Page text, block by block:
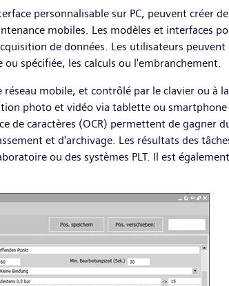
personnalisable sur PC, peuvent créer
mobiles. Les modèles et interfaces
de données. Les utilisateurs
spécifiée, les calculs ou l'embranchement.
mobile, et contrôlé par le clavier ou à
photo et vidéo via tablette ou
de caractères (OCR) permettent de gagner
et d'archivage. Les résultats des
ou des systèmes PLT. Il est